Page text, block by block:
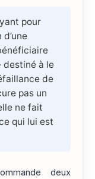
pour
à le
de
pas un
ne fait
qui lui est
deux